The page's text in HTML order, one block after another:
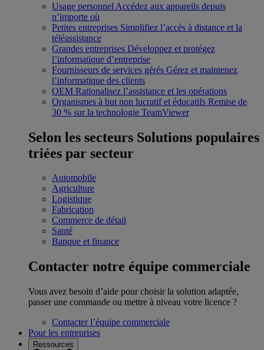
Usage personnel Accédez aux appareils depuis
n’importe où
Petites entreprises Simplifiez l’accès à distance et la
téléassistance
Grandes entreprises Développez et protégez
l’informatique d’entreprise
Fournisseurs de services gérés Gérez et maintenez
l’informatique des clients
OEM Rationalisez l’assistance et les opérations
Organismes à but non lucratif et éducatifs Remise de
30 % sur la technologie TeamViewer
Selon les secteurs Solutions populaires
triées par secteur
Automobile
Agriculture
Logistique
Fabrication
Commerce de détail
Santé
Banque et finance
Contacter notre équipe commerciale
Vous avez besoin d’aide pour choisir la solution adaptée,
passer une commande ou mettre à niveau votre licence ?
Contacter l’équipe commerciale
Pour les entreprises
Ressources